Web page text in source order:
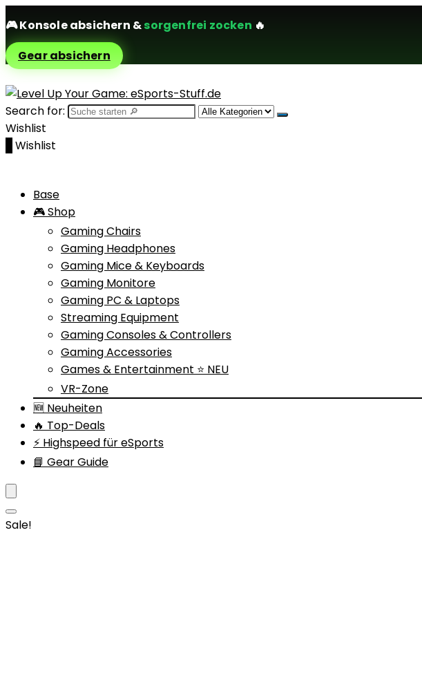
🎮Konsole absichern &sorgenfrei zocken 🔥
Gear absichern
Search for:
Wishlist
Wishlist
Base
🎮 Shop
Gaming Chairs
Gaming Headphones
Gaming Mice & Keyboards
Gaming Monitore
Gaming PC & Laptops
Streaming Equipment
Gaming Consoles & Controllers
Gaming Accessories
Games & Entertainment ⭐ NEU
VR-Zone
🆕 Neuheiten
🔥 Top-Deals
⚡ Highspeed für eSports
📘 Gear Guide
Sale!